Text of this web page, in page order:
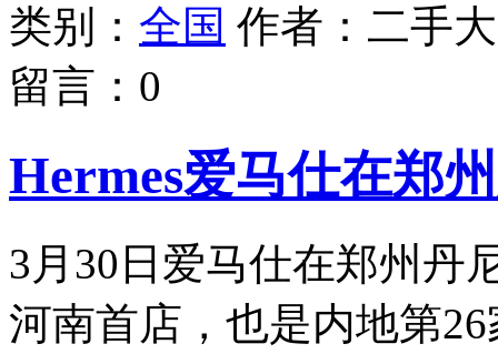
类别： 全国 作者： 二手
留言： 0
Hermes爱马仕在郑
3月30日爱马仕在郑州丹
河南首店，也是内地第